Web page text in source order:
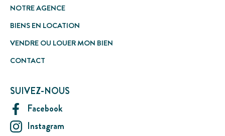
NOTRE AGENCE
BIENS EN LOCATION
VENDRE OU LOUER MON BIEN
CONTACT
SUIVEZ-NOUS
Facebook
Instagram